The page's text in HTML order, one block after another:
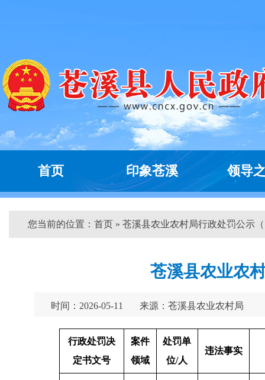
首页 印象苍溪 领导
您当前的位置： 首页 » 苍溪县农业农村局行政处罚公示
苍溪县农业农
时间：2026-05-11 来源：苍溪县农业农村局
行政处罚决
定书文号
案件
领域
处罚单
位/人
违法事实